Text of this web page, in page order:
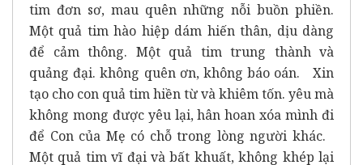
tim đơn sơ, mau quên những nỗi buồn phiền.
Một quả tim hào hiệp dám hiến thân, dịu dàng
để cảm thông. Một quả tim trung thành và
quảng đại. không quên ơn, không báo oán. Xin
tạo cho con quả tim hiền từ và khiêm tốn. yêu mà
không mong được yêu lại, hân hoan xóa mình đi
để Con của Mẹ có chỗ trong lòng người khác.
Một quả tim vĩ đại và bất khuất, không khép lại